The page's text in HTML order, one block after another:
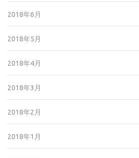
2018年6月
2018年5月
2018年4月
2018年3月
2018年2月
2018年1月